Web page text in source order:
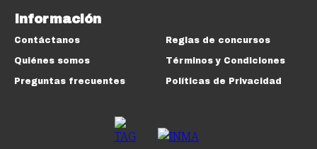
Información
Contáctanos
Quiénes somos
Preguntas frecuentes
Reglas de concursos
Términos y Condiciones
Políticas de Privacidad